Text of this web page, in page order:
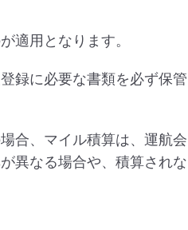
適用となります。
録に必要な書類を必ず保管
合、マイル積算は、運航会
異なる場合や、積算されな